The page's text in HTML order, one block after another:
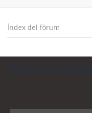
Índex del fòrum